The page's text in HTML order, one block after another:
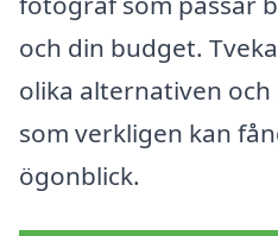
och din budget.
olika alternativen
som verkligen kan
ögonblick.